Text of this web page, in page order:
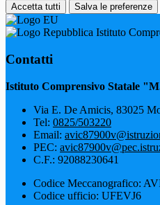
Accetta tutti Salva le preferenze
Istituto
Contatti
Istituto Comprensivo Statale
Via E. De Amicis, 83025
Tel: 0825/503220
Email:
PEC:
C.F.: 92088230641
Codice Meccanografico:
Codice ufficio: UFEVJ6